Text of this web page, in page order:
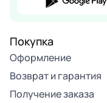
Покупка
Оформление
Возврат и гарантия
Получение заказа